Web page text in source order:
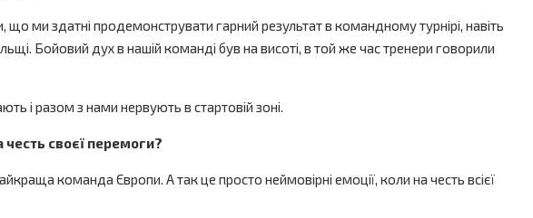
що ми здатні продемонструвати гарний результат в командному турнірі, навіть
Бойовий дух в нашій команді був на висоті, в той же час тренери говорили
і разом з нами нервують в стартовій зоні.
честь своєї перемоги?
команда Європи. А так це просто неймовірні емоції, коли на честь всієї